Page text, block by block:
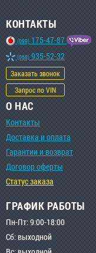
КОНТАКТЫ
(099) 175-47-87
(068) 935-52-32
Заказать звонок
Запрос по VIN
О НАС
Контакты
Доставка и оплата
Гарантии и возврат
Договор оферты
Статус заказа
ГРАФИК РАБОТЫ
Пн-Пт: 9:00-18:00
Сб: выходной